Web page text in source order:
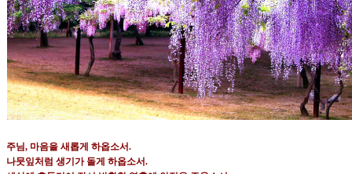
주님, 마음을 새롭게 하옵소서.
나뭇잎처럼 생기가 돌게 하옵소서.